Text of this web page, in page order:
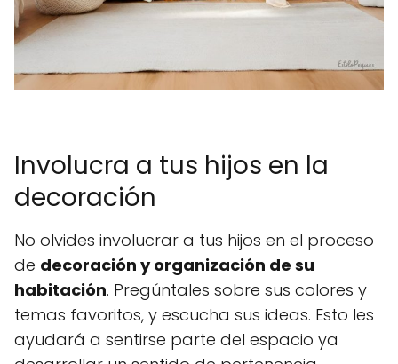
Involucra a tus hijos en la
decoración
No olvides involucrar a tus hijos en el proceso
de decoración y organización de su
habitación. Pregúntales sobre sus colores y
temas favoritos, y escucha sus ideas. Esto les
ayudará a sentirse parte del espacio ya